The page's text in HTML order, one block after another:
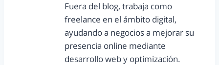
Fuera del blog, trabaja como
freelance en el ámbito digital,
ayudando a negocios a mejorar su
presencia online mediante
desarrollo web y optimización.